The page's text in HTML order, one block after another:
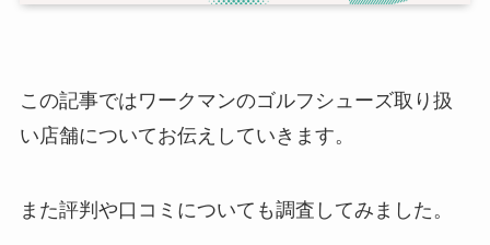
この記事ではワークマンのゴルフシューズ取り扱
い店舗についてお伝えしていきます。
また評判や口コミについても調査してみました。